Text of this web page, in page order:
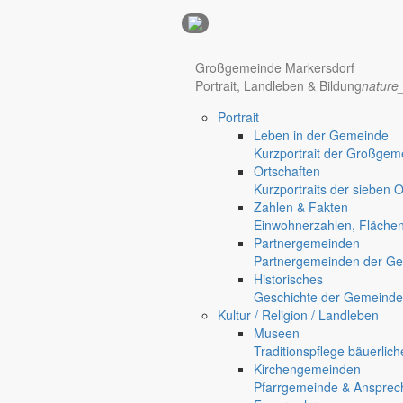
Hotel Nürnberg
Regional werben auf markersdorf.de! anzeigen@gemeinde-
Großgemeinde Markersdorf
Portrait, Landleben & Bildung
Portrait
Leben in der Gemeinde
Kurzportrait der
Ortschaften
Kurzportraits der sieben
Zahlen & Fakten
Einwohnerzahlen,
Partnergemeinden
Partnergemeinden der
Historisches
Geschichte der
Kultur / Religion / Landleben
Museen
Traditionspflege
Kirchengemeinden
Pfarrgemeinde &
Deutsch-Paulsdorf
Jauernick-Buschbach
Auslegung